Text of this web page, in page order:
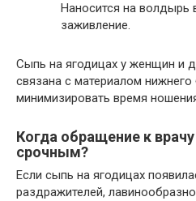
Наносится на волдырь
заживление.
Сыпь на ягодицах у женщин и
связана с материалом
минимизировать время
Когда обращение к
срочным?
Если сыпь на ягодицах
раздражителей,